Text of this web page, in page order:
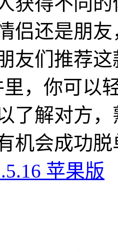
侣还是朋
友们推荐
里，你可以
了解对方
机会成功
苹果版